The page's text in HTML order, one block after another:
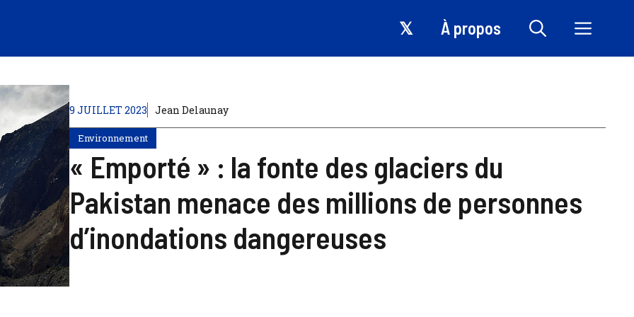
𝕏 À propos
9 JUILLET 2023 Jean Delaunay
Environnement
« Emporté » : la fonte des glaciers du
Pakistan menace des millions de personnes
d’inondations dangereuses